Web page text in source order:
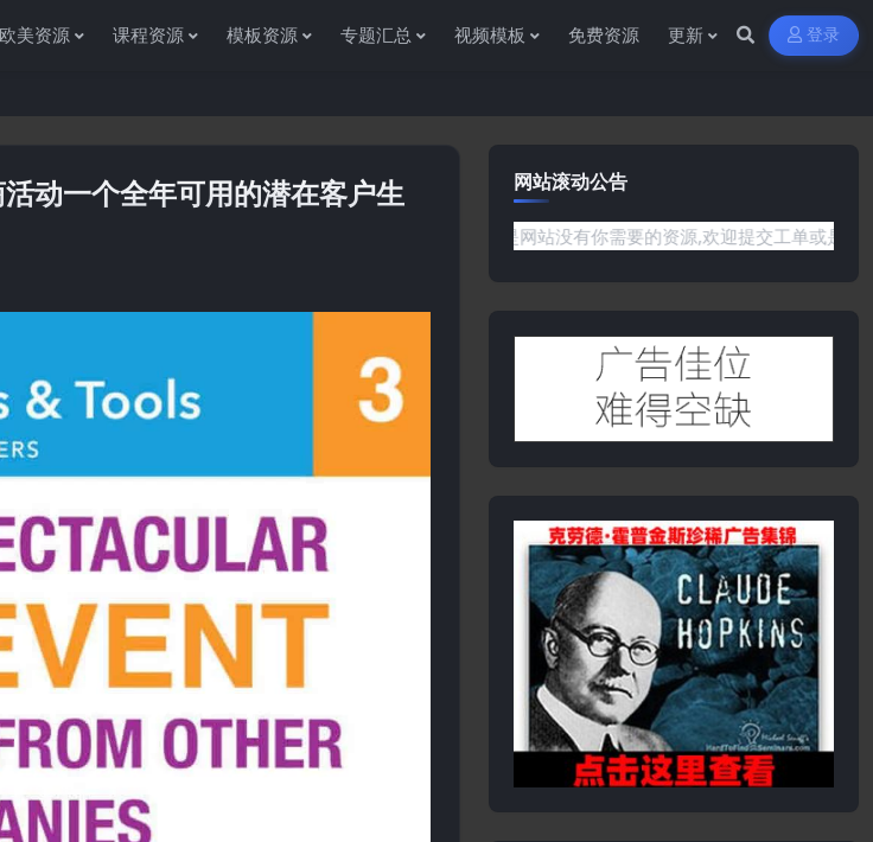
欧美资源 课程资源 模板资源 专题汇总 视频模板 免费资源 更新 登录
动一个全年可用的潜在客户生
网站滚动公告
资源杂货铺获取各种信息资源!如果遇到任何问题或是网站没有你需要的资源,欢迎提交工单或是添加客服微信